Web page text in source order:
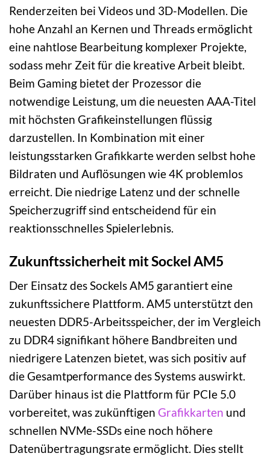
Renderzeiten bei Videos und 3D-Modellen. Die
hohe Anzahl an Kernen und Threads ermöglicht
eine nahtlose Bearbeitung komplexer Projekte,
sodass mehr Zeit für die kreative Arbeit bleibt.
Beim Gaming bietet der Prozessor die
notwendige Leistung, um die neuesten AAA-Titel
mit höchsten Grafikeinstellungen flüssig
darzustellen. In Kombination mit einer
leistungsstarken Grafikkarte werden selbst hohe
Bildraten und Auflösungen wie 4K problemlos
erreicht. Die niedrige Latenz und der schnelle
Speicherzugriff sind entscheidend für ein
reaktionsschnelles Spielerlebnis.
Zukunftssicherheit mit Sockel AM5
Der Einsatz des Sockels AM5 garantiert eine
zukunftssichere Plattform. AM5 unterstützt den
neuesten DDR5-Arbeitsspeicher, der im Vergleich
zu DDR4 signifikant höhere Bandbreiten und
niedrigere Latenzen bietet, was sich positiv auf
die Gesamtperformance des Systems auswirkt.
Darüber hinaus ist die Plattform für PCIe 5.0
vorbereitet, was zukünftigen Grafikkarten und
schnellen NVMe-SSDs eine noch höhere
Datenübertragungsrate ermöglicht. Dies stellt